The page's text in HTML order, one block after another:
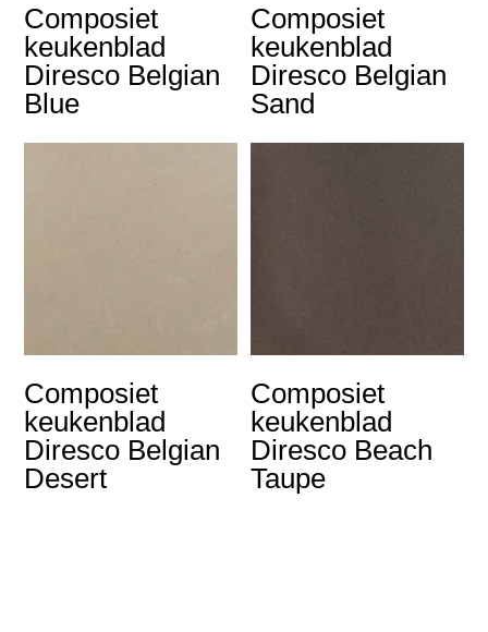
Composiet
keukenblad
Diresco Belgian
Blue
Composiet
keukenblad
Diresco Belgian
Sand
Composiet
keukenblad
Diresco Belgian
Desert
Composiet
keukenblad
Diresco Beach
Taupe